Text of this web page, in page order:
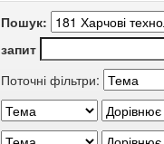
Пошук:
запит
Поточні фільтри: